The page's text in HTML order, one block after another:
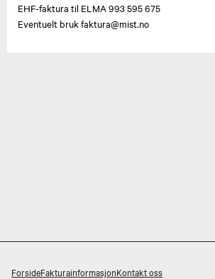
EHF-faktura til ELMA 993 595 675​
Eventuelt bruk faktura@mist.no
ForsideFakturainformasjonKontakt oss